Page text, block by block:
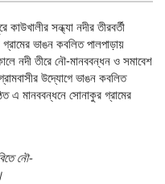
সন্ধ্যা নদীর তীরবর্তী
গ্রামের ভাঙন কবলিত পালপাড়ায়
নদী তীরে নৌ-মানববন্ধন ও সমাবেশ
উদ্যোগে ভাঙন কবলিত
এ মানববন্ধনে সোনাকুর গ্রামের
নৌ-